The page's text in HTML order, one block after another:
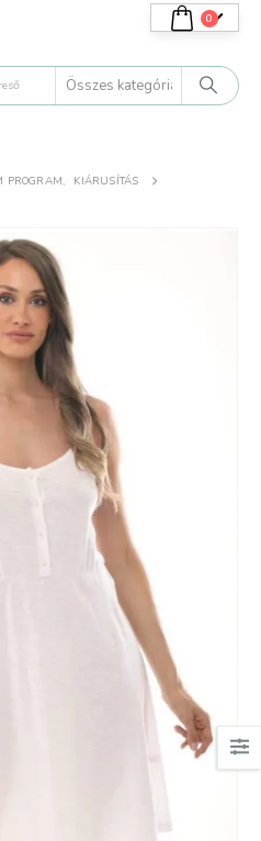
0
PROGRAM,
KIÁRUSÍTÁS
K.T.
elégedett vagyok azokkal,
amiket vásároltam.